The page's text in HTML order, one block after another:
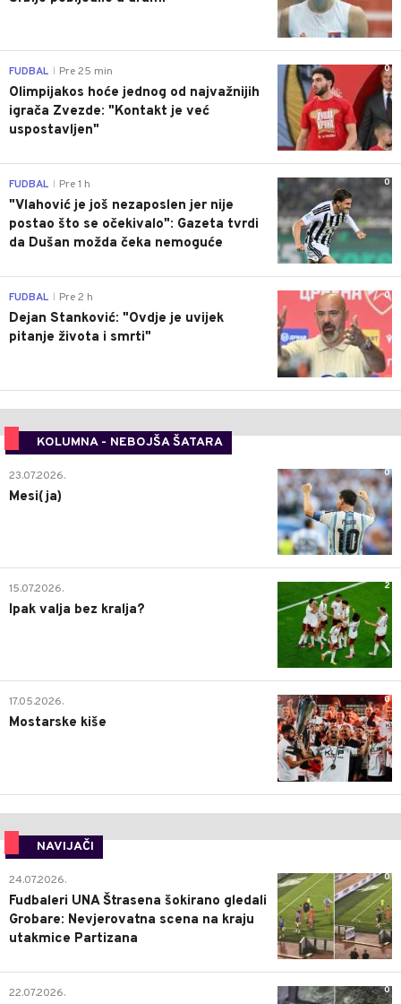
0
FUDBAL Pre 25 min
Olimpijakos hoće jednog od najvažnijih
igrača Zvezde: "Kontakt je već
uspostavljen"
0
FUDBAL Pre 1 h
"Vlahović je još nezaposlen jer nije
postao što se očekivalo": Gazeta tvrdi
da Dušan možda čeka nemoguće
0
FUDBAL Pre 2 h
Dejan Stanković: "Ovdje je uvijek
pitanje života i smrti"
KOLUMNA - NEBOJŠA ŠATARA
0
23.07.2026.
Mesi(ja)
2
15.07.2026.
Ipak valja bez kralja?
0
17.05.2026.
Mostarske kiše
NAVIJAČI
0
24.07.2026.
Fudbaleri UNA Štrasena šokirano gledali
Grobare: Nevjerovatna scena na kraju
utakmice Partizana
0
22.07.2026.